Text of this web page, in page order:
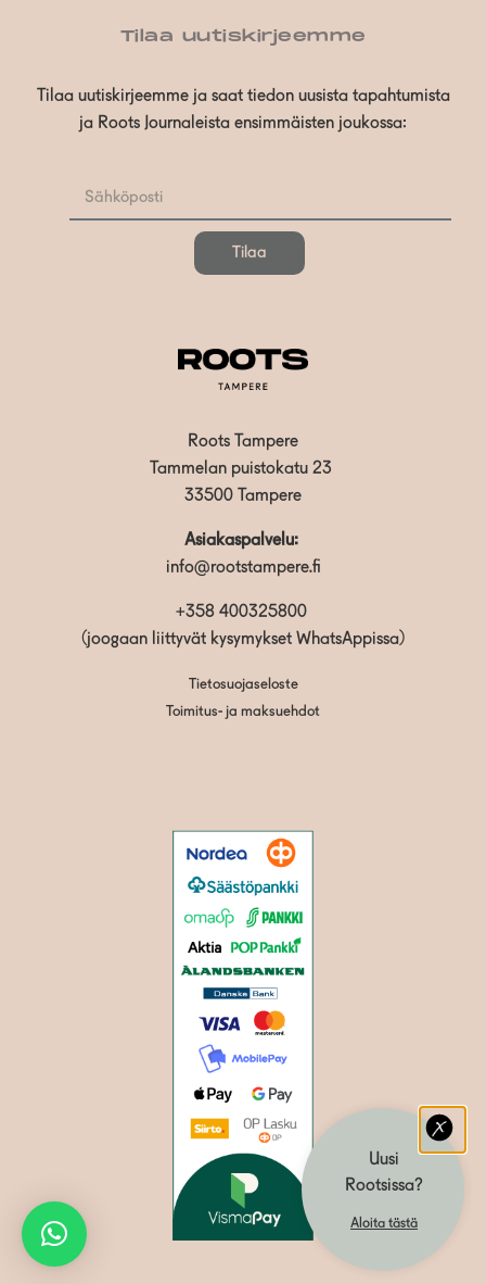
Tilaa uutiskirjeemme
Tilaa uutiskirjeemme ja saat tiedon uusista tapahtumista
ja Roots Journaleista ensimmäisten joukossa:
Tilaa
Roots Tampere
Tammelan puistokatu 23
33500 Tampere
Asiakaspalvelu:
info@rootstampere.fi
+358 400325800
(joogaan liittyvät kysymykset WhatsAppissa)
Tietosuojaseloste
Toimitus- ja maksuehdot
Uusi
Rootsissa?
Aloita tästä